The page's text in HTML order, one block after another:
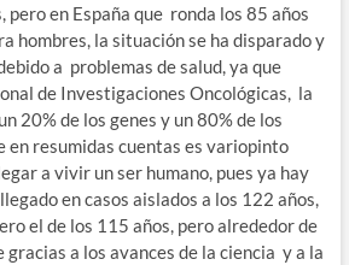
pero en España que ronda los 85 años
hombres, la situación se ha disparado y
a problemas de salud, ya que
de Investigaciones Oncológicas, la
20% de los genes y un 80% de los
en resumidas cuentas es variopinto
a vivir un ser humano, pues ya hay
en casos aislados a los 122 años,
el de los 115 años, pero alrededor de
gracias a los avances de la ciencia y a la